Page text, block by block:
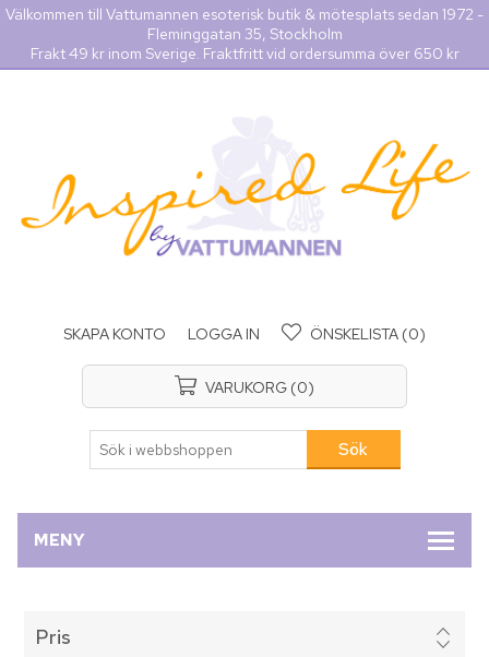
Välkommen till Vattumannen esoterisk butik & mötesplats sedan 1972 -
Fleminggatan 35, Stockholm
Frakt 49 kr inom Sverige. Fraktfritt vid ordersumma över 650 kr
SKAPA KONTO LOGGA IN ÖNSKELISTA (0)
VARUKORG (0)
MENY
Pris